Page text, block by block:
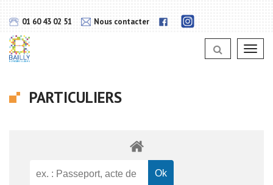
01 60 43 02 51 Nous contacter
Lien
notra
Instagram
PARTICULIERS